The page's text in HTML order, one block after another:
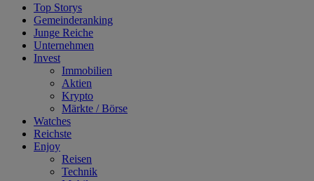
Top Storys
Gemeinderanking
Junge Reiche
Unternehmen
Invest
Immobilien
Aktien
Krypto
Märkte / Börse
Watches
Reichste
Enjoy
Reisen
Technik